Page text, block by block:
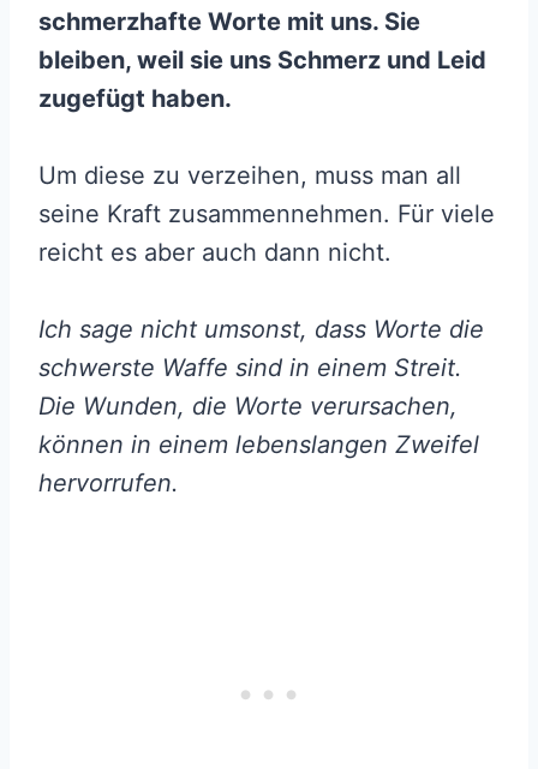
schmerzhafte Worte mit uns. Sie
bleiben, weil sie uns Schmerz und Leid
zugefügt haben.
Um diese zu verzeihen, muss man all
seine Kraft zusammennehmen. Für viele
reicht es aber auch dann nicht.
Ich sage nicht umsonst, dass Worte die
schwerste Waffe sind in einem Streit.
Die Wunden, die Worte verursachen,
können in einem lebenslangen Zweifel
hervorrufen.